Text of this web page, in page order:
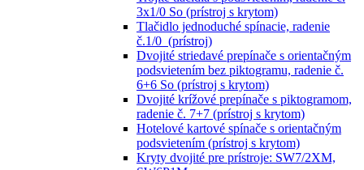
3x1/0 So (prístroj s krytom)
Tlačidlo jednoduché spínacie, radenie
č.1/0 (prístroj)
Dvojité striedavé prepínače s orientačným
podsvietením bez piktogramu, radenie č.
6+6 So (prístroj s krytom)
Dvojité krížové prepínače s piktogramom,
radenie č. 7+7 (prístroj s krytom)
Hotelové kartové spínače s orientačným
podsvietením (prístroj s krytom)
Kryty dvojité pre prístroje: SW7/2XM,